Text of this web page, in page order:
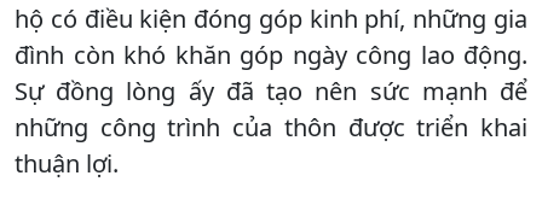
hộ có điều kiện đóng góp kinh phí, những gia
đình còn khó khăn góp ngày công lao động.
Sự đồng lòng ấy đã tạo nên sức mạnh để
những công trình của thôn được triển khai
thuận lợi.